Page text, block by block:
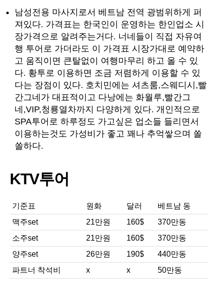
남성전용 마사지로서 베트남 전역 광범위하게 퍼
져있다. 가격표는 한국인이 운영하는 한인업소 시
장가격으로 알려주는거다. 너네들이 직접 자유여
행 투어로 가더라도 이 가격표 시장가대로 예약하
고 움직이면 큰탈없이 여행마무리 하고 올 수 있
다. 황투로 이용하면 조금 저렴하게 이용할 수 있
다는 장점이 있다. 호치민에는 셔츠룸,스웨디시,빨
간그네가 대표적이고 다낭에는 화월루,빨간그
네,VIP,청룡열차까지 다양하게 있다. 개인적으로
SPA투어로 하루정도 가고싶은 업소들 들리면서
이용하는것도 가성비가 좋고 꽤나 추억쌓으며 쏠
쏠하다.
KTV투어
기준표 원화 달러
베트남 동
맥주set
21만원 160$
370만동
소주set
21만원 160$
370만동
양주set
26만원 190$
440만동
파트너 착석비
x x
50만동